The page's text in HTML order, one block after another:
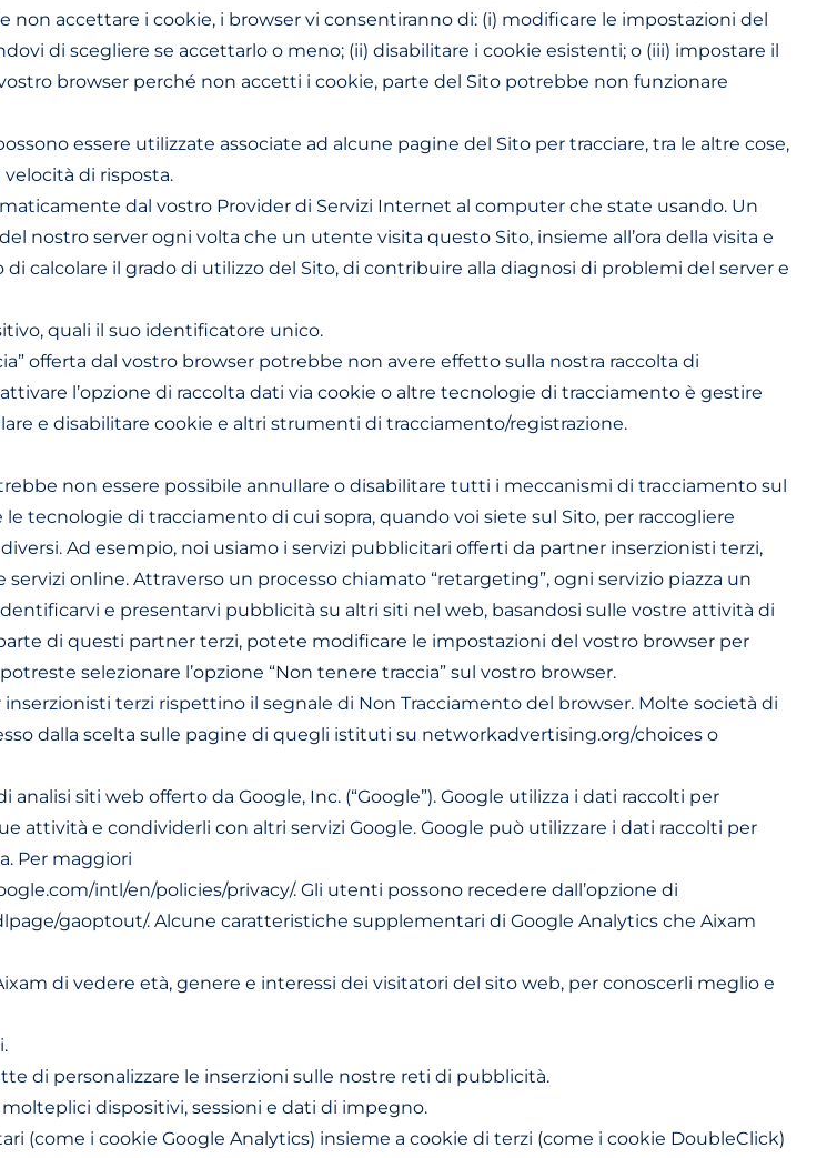
accettare i cookie, i browser vi consentiranno di: (i) modificare le impostazioni del
di scegliere se accettarlo o meno; (ii) disabilitare i cookie esistenti; o (iii) impostare il
browser perché non accetti i cookie, parte del Sito potrebbe non funzionare
essere utilizzate associate ad alcune pagine del Sito per tracciare, tra le altre cose,
di risposta.
dal vostro Provider di Servizi Internet al computer che state usando. Un
nostro server ogni volta che un utente visita questo Sito, insieme all’ora della visita e
calcolare il grado di utilizzo del Sito, di contribuire alla diagnosi di problemi del server e
quali il suo identificatore unico.
offerta dal vostro browser potrebbe non avere effetto sulla nostra raccolta di
l’opzione di raccolta dati via cookie o altre tecnologie di tracciamento è gestire
e disabilitare cookie e altri strumenti di tracciamento/registrazione.
non essere possibile annullare o disabilitare tutti i meccanismi di tracciamento sul
tecnologie di tracciamento di cui sopra, quando voi siete sul Sito, per raccogliere
Ad esempio, noi usiamo i servizi pubblicitari offerti da partner inserzionisti terzi,
online. Attraverso un processo chiamato “retargeting”, ogni servizio piazza un
e presentarvi pubblicità su altri siti nel web, basandosi sulle vostre attività di
di questi partner terzi, potete modificare le impostazioni del vostro browser per
selezionare l’opzione “Non tenere traccia” sul vostro browser.
terzi rispettino il segnale di Non Tracciamento del browser. Molte società di
dalla scelta sulle pagine di quegli istituti su networkadvertising.org/choices o
siti web offerto da Google, Inc. (“Google”). Google utilizza i dati raccolti per
attività e condividerli con altri servizi Google. Google può utilizzare i dati raccolti per
Per maggiori
intl/en/policies/privacy/. Gli utenti possono recedere dall’opzione di
gaoptout/. Alcune caratteristiche supplementari di Google Analytics che Aixam
di vedere età, genere e interessi dei visitatori del sito web, per conoscerli meglio e
di personalizzare le inserzioni sulle nostre reti di pubblicità.
dispositivi, sessioni e dati di impegno.
(come i cookie Google Analytics) insieme a cookie di terzi (come i cookie DoubleClick)